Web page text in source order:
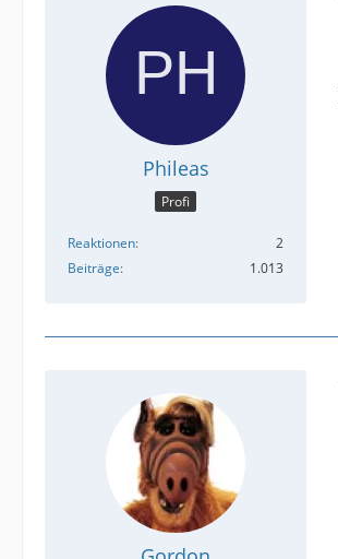
Phileas
Profi
Reaktionen
2
Beiträge
1.013